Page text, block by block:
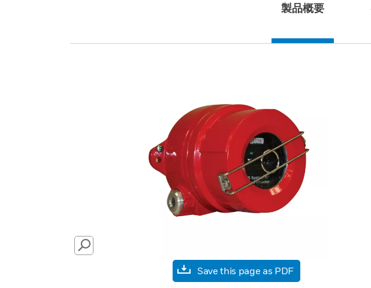
製品概要
SEARCH
Save this page as PDF